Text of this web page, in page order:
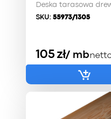
Deska tarasowa
SKU: 55973/1305
105zł/ mb